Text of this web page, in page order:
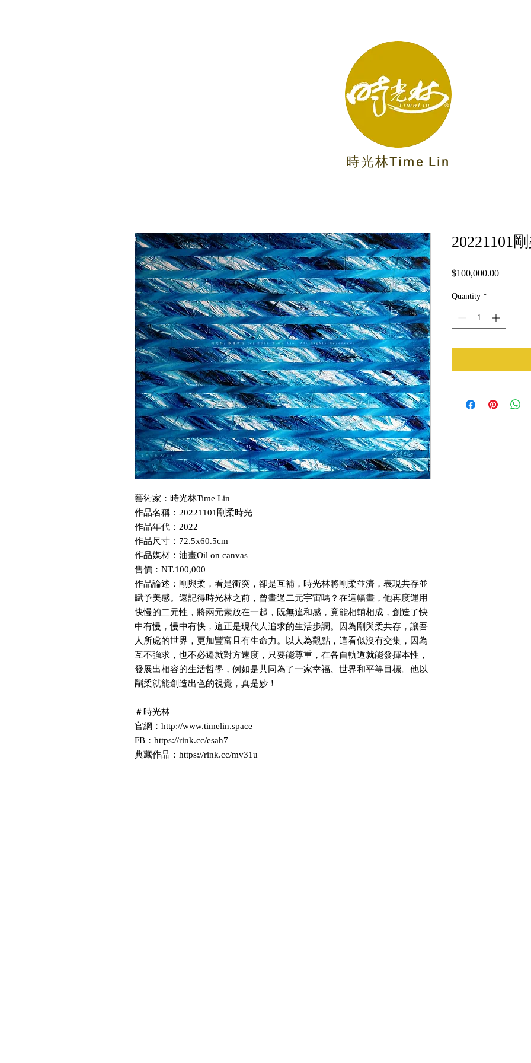
藝術家：時光林Time Lin
作品名稱：20221101剛柔時光
作品年代：2022
作品尺寸：72.5x60.5cm
作品媒材：油畫Oil on canvas
售價：NT.100,000
作品論述：剛與柔，看是衝突，卻是互補，時光林將剛柔並濟，表現共存並
賦予美感。還記得時光林之前，曾畫過二元宇宙嗎？在這幅畫，他再度運用
快慢的二元性，將兩元素放在一起，既無違和感，竟能相輔相成，創造了快
中有慢，慢中有快，這正是現代人追求的生活步調。因為剛與柔共存，讓吾
人所處的世界，更加豐富且有生命力。以人為觀點，這看似沒有交集，因為
互不強求，也不必遷就對方速度，只要能尊重，在各自軌道就能發揮本性，
發展出相容的生活哲學，例如是共同為了一家幸福、世界和平等目標。他以
剛柔就能創造出色的視覺，真是妙！
＃時光林
官網：http://www.timelin.space
FB：https://rink.cc/esah7
典藏作品：https://rink.cc/mv31u
20221101
$100,000.00Price
Quantity *
時光林Time Lin
關於 ABOUT 獲獎 AWARDS